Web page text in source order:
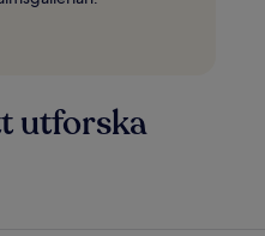
utforska